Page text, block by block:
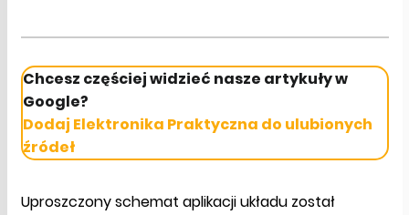
Chcesz częściej widzieć nasze artykuły w
Google?
Dodaj Elektronika Praktyczna do ulubionych
źródeł
Uproszczony schemat aplikacji układu został